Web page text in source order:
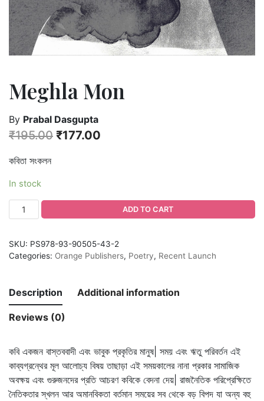
Meghla Mon
By Prabal Dasgupta
₹195.00 ₹177.00
কবিতা সংকলন
In stock
ADD TO CART
SKU: PS978-93-90505-43-2
Categories: Orange Publishers, Poetry, Recent Launch
Description Additional information
Reviews (0)
কবি একজন বাস্তববাদী এবং ভাবুক প্রকৃতির মানুষ| সময় এবং ঋতু পরিবর্তন এই
কাব্যগ্রন্থের মূল আলোচ্য বিষয় তাছাড়া এই সময়কালের নানা প্রকার সামাজিক
অবক্ষয় এবং গুরুজনদের প্রতি আচরণ কবিকে বেদনা দেয়| রাজনৈতিক পরিপ্রেক্ষিতে
নৈতিকতার স্খলন আর অমানবিকতা বর্তমান সময়ের সব থেকে বড় বিপদ যা অন্য বহু